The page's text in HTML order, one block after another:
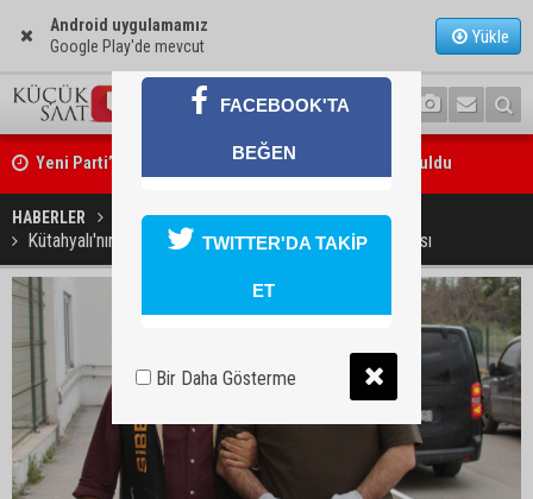
Android uygulamamız
Google Play'de mevcut
Yükle
Yeni Parti’nin Sarıçam ve Karataş teşkilatları oluşturuldu
Feke Belediye Başkanı Cömert Özen, Adana Valisi Mustafa Yavuz’u
ziyaret etti
HABERLER GÜNDEM
Kütahyalı'nın cezaevi değişti: Gerekçe hamile eş iddiası
FACEBOOK'TA
BEĞEN
TWITTER'DA TAKİP
ET
Bir Daha Gösterme